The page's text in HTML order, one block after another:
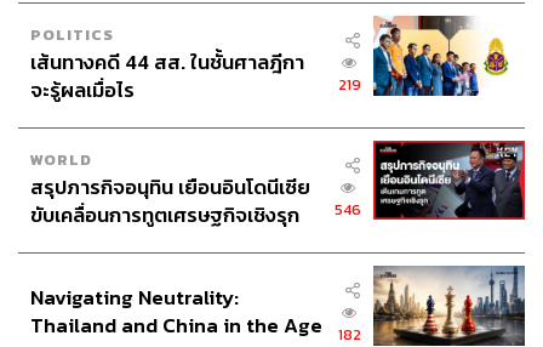
POLITICS
เส้นทางคดี 44 สส. ในชั้นศาลฎีกา
จะรู้ผลเมื่อไร
219
WORLD
สรุปภารกิจอนุทิน เยือนอินโดนีเซีย
ขับเคลื่อนการทูตเศรษฐกิจเชิงรุก
546
Navigating Neutrality:
Thailand and China in the Age
182